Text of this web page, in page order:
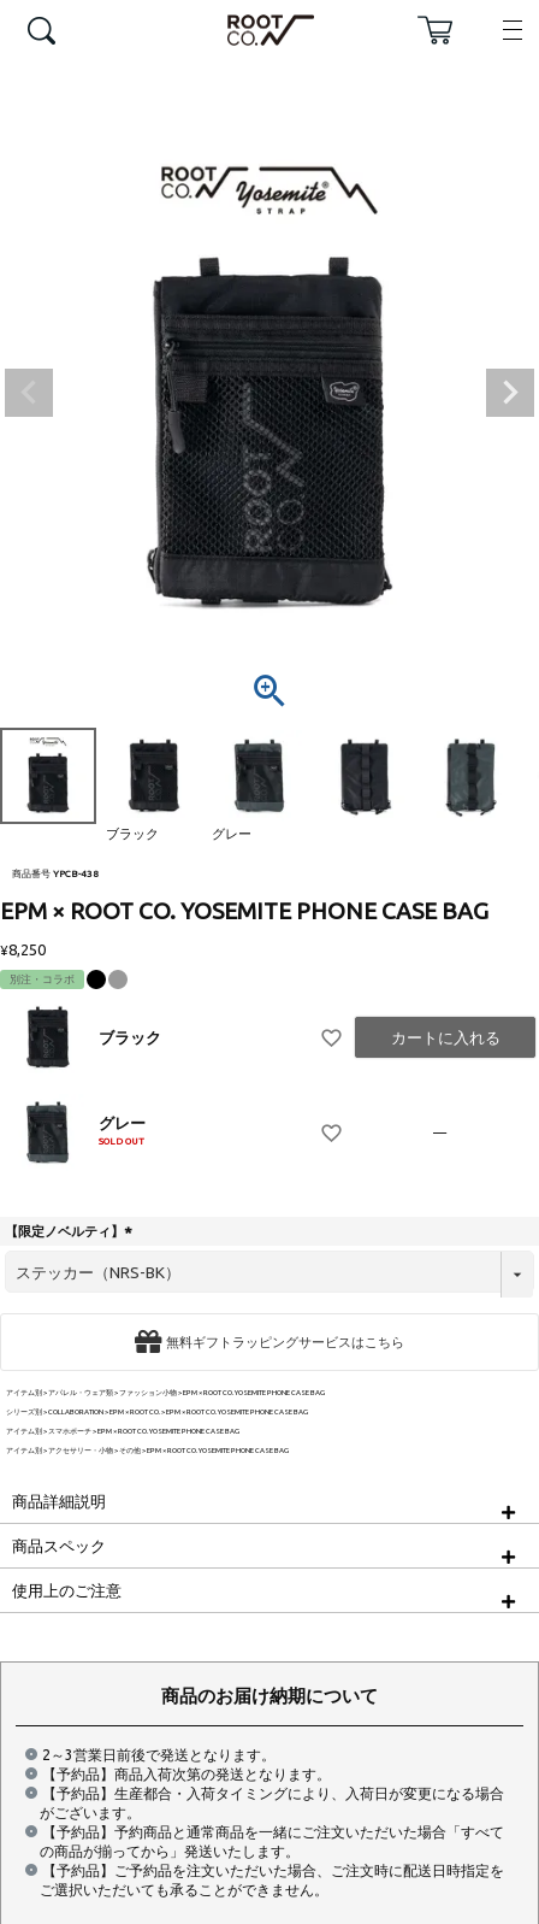
ブラック グレー
商品番号 YPCB-438
EPM × ROOT CO. YOSEMITE PHONE CASE BAG
¥8,250
別注・コラボ
ブラック カートに入れる
グレー
SOLD OUT
—
【限定ノベルティ】
必
無料ギフトラッピングサービスはこちら
アイテム別 アパレル・ウェア類 ファッション小物 EPM × ROOT CO. YOSEMITE PHONE CASE BAG
シリーズ別 COLLABORATION EPM × ROOT CO. EPM × ROOT CO. YOSEMITE PHONE CASE BAG
アイテム別 スマホポーチ EPM × ROOT CO. YOSEMITE PHONE CASE BAG
アイテム別 アクセサリー・小物 その他 EPM × ROOT CO. YOSEMITE PHONE CASE BAG
商品詳細説明
商品スペック
使用上のご注意
商品のお届け納期について
2～3営業日前後で発送となります。
【予約品】商品入荷次第の発送となります。
【予約品】生産都合・入荷タイミングにより、入荷日が変更になる場合
がございます。
【予約品】予約商品と通常商品を一緒にご注文いただいた場合「すべて
の商品が揃ってから」発送いたします。
【予約品】ご予約品を注文いただいた場合、ご注文時に配送日時指定を
ご選択いただいても承ることができません。